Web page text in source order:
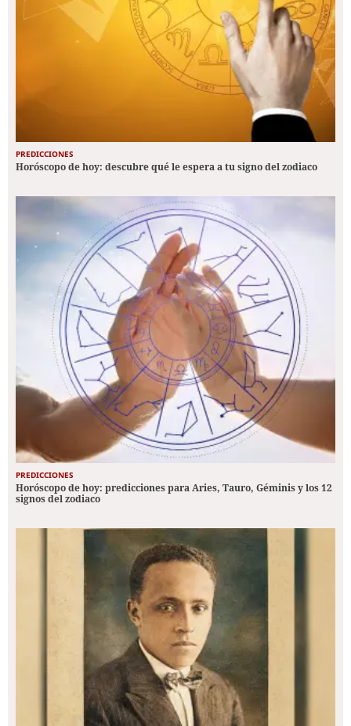
PREDICCIONES
Horóscopo de hoy: descubre qué le espera a tu signo del zodiaco
PREDICCIONES
Horóscopo de hoy: predicciones para Aries, Tauro, Géminis y los 12
signos del zodiaco